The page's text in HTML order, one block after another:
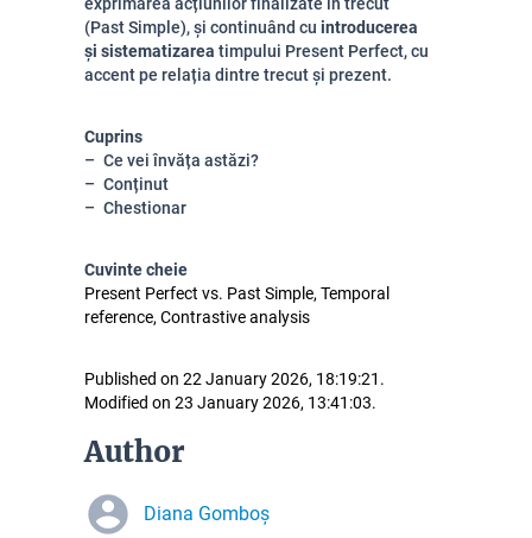
(Past Simple), și continuând cu introducerea
și sistematizarea timpului Present Perfect, cu
accent pe relația dintre trecut și prezent.
Cuprins
Ce vei învăța astăzi?
Conținut
Chestionar
Cuvinte cheie
Present Perfect vs. Past Simple, Temporal
reference, Contrastive analysis
Published on 22 January 2026, 18:19:21.
Modified on 23 January 2026, 13:41:03.
Author
Diana Gomboș